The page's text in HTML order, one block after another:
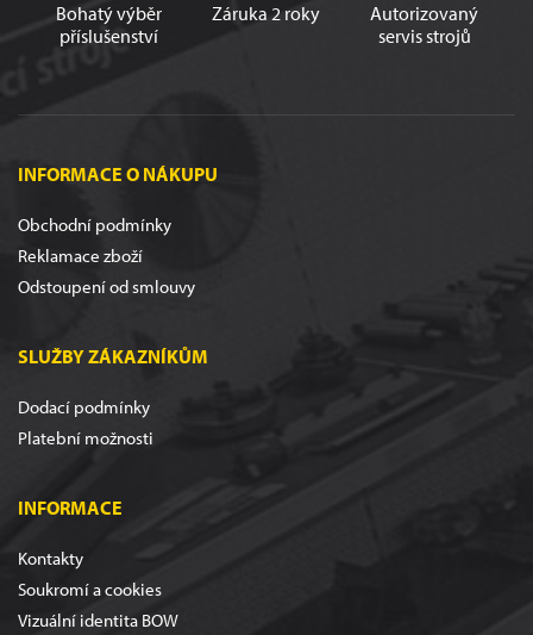
Bohatý výběr
příslušenství
Záruka 2 roky
Autorizovaný
servis strojů
INFORMACE O NÁKUPU
Obchodní podmínky
Reklamace zboží
Odstoupení od smlouvy
SLUŽBY ZÁKAZNÍKŮM
Dodací podmínky
Platební možnosti
INFORMACE
Kontakty
Soukromí a cookies
Vizuální identita BOW